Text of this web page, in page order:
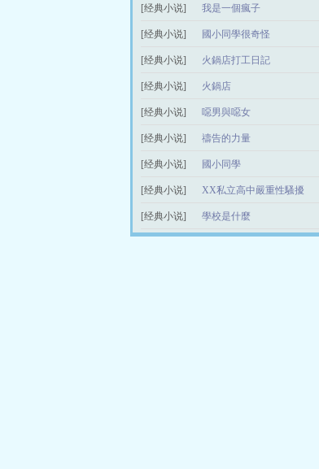
[经典小说] 我是一個瘋子
[经典小说] 國小同學很奇怪
[经典小说] 火鍋店打工日記
[经典小说] 火鍋店
[经典小说] 噁男與噁女
[经典小说] 禱告的力量
[经典小说] 國小同學
[经典小说] XX私立高中嚴重性騷擾
[经典小说] 學校是什麼